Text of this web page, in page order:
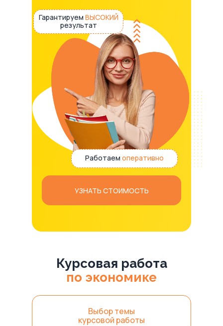
Гарантируем ВЫСОКИЙ
результат
Работаем оперативно
УЗНАТЬ СТОИМОСТЬ
Курсовая работа
по экономике
Выбор темы
курсовой работы